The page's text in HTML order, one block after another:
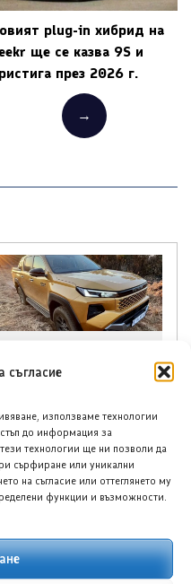
съгласие
използваме технологии
до информация за
технологии ще ни позволи да
сърфиране или уникални
на съгласие или оттеглянето му
функции и възможности.
plug-in хибрид на
ще се казва 9S и
през 2026 г.
→
пикап
40 000 долара